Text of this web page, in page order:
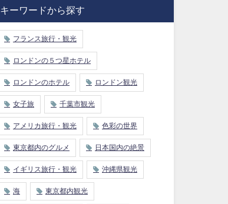
キーワードから探す
フランス旅行・観光
ロンドンの５つ星ホテル
ロンドンのホテル ロンドン観光
女子旅 千葉市観光
アメリカ旅行・観光 色彩の世界
東京都内のグルメ 日本国内の絶景
イギリス旅行・観光 沖縄県観光
海 東京都内観光